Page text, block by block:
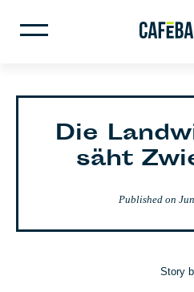
Die
säht
Published on
Story